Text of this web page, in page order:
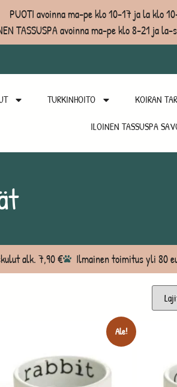
PUOTI avoinna ma-pe klo 10-17 ja la klo
TASSUSPA avoinna ma-pe klo 8-21 ja la-
TURKINHOITO KOIRAN
ILOINEN TASSUSPA
alk. 7,90 € Ilmainen toimitus yli 80
Ale!